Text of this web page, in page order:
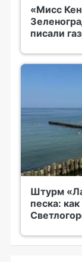
«Мисс
писали
Штурм
песка: